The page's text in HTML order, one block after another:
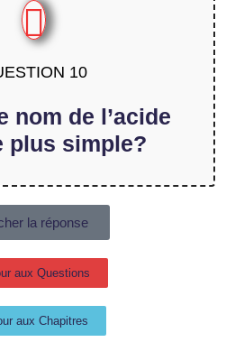
10
nom de l’acide
plus simple?
la réponse
aux Questions
aux Chapitres